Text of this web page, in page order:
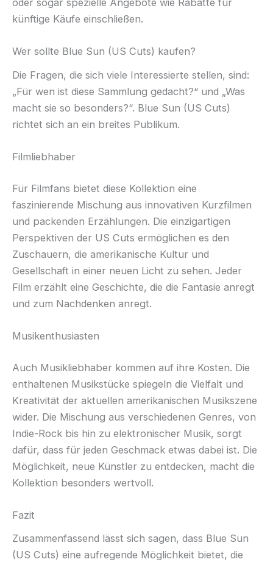
oder sogar spezielle Angebote wie Rabatte für
künftige Käufe einschließen.
Wer sollte Blue Sun (US Cuts) kaufen?
Die Fragen, die sich viele Interessierte stellen, sind:
„Für wen ist diese Sammlung gedacht?“ und „Was
macht sie so besonders?“. Blue Sun (US Cuts)
richtet sich an ein breites Publikum.
Filmliebhaber
Für Filmfans bietet diese Kollektion eine
faszinierende Mischung aus innovativen Kurzfilmen
und packenden Erzählungen. Die einzigartigen
Perspektiven der US Cuts ermöglichen es den
Zuschauern, die amerikanische Kultur und
Gesellschaft in einer neuen Licht zu sehen. Jeder
Film erzählt eine Geschichte, die die Fantasie anregt
und zum Nachdenken anregt.
Musikenthusiasten
Auch Musikliebhaber kommen auf ihre Kosten. Die
enthaltenen Musikstücke spiegeln die Vielfalt und
Kreativität der aktuellen amerikanischen Musikszene
wider. Die Mischung aus verschiedenen Genres, von
Indie-Rock bis hin zu elektronischer Musik, sorgt
dafür, dass für jeden Geschmack etwas dabei ist. Die
Möglichkeit, neue Künstler zu entdecken, macht die
Kollektion besonders wertvoll.
Fazit
Zusammenfassend lässt sich sagen, dass Blue Sun
(US Cuts) eine aufregende Möglichkeit bietet, die